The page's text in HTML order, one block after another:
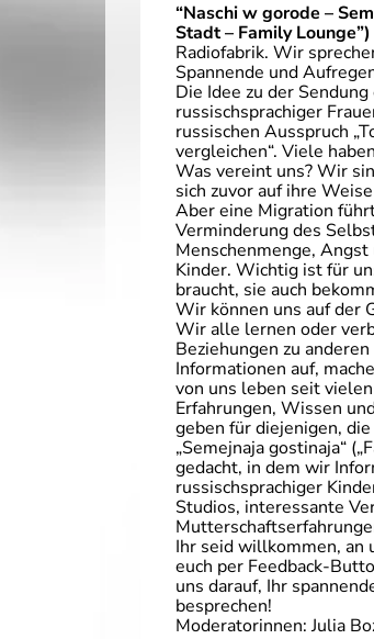
“Naschi w gorode –
Stadt – Family Lounge”)
Radiofabrik. Wir
Spannende und
Die Idee zu der
russischsprachiger
russischen Ausspruch
vergleichen“. Viele
Was vereint uns? Wir
sich zuvor auf ihre
Aber eine Migration
Verminderung des
Menschenmenge,
Kinder. Wichtig ist für
braucht, sie auch
Wir können uns auf der
Wir alle lernen oder
Beziehungen zu
Informationen auf,
von uns leben seit
Erfahrungen, Wissen
geben für diejenigen,
„Semejnaja gostinaja“
gedacht, in dem wir
russischsprachiger
Studios, interessante
Ihr seid willkommen, an
euch per Feedback-
uns darauf, Ihr
besprechen!
Moderatorinnen: Julia